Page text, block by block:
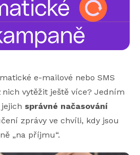
e-mailové nebo SMS
nich vytěžit ještě více? Jedním
správné načasování
zprávy ve chvíli, kdy jsou
„na příjmu“.